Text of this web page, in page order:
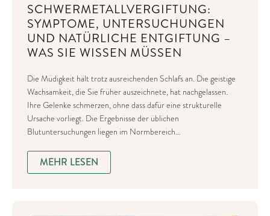
SCHWERMETALLVERGIFTUNG:
SYMPTOME, UNTERSUCHUNGEN
UND NATÜRLICHE ENTGIFTUNG –
WAS SIE WISSEN MÜSSEN
Die Müdigkeit hält trotz ausreichenden Schlafs an. Die geistige
Wachsamkeit, die Sie früher auszeichnete, hat nachgelassen.
Ihre Gelenke schmerzen, ohne dass dafür eine strukturelle
Ursache vorliegt. Die Ergebnisse der üblichen
Blutuntersuchungen liegen im Normbereich…
MEHR LESEN